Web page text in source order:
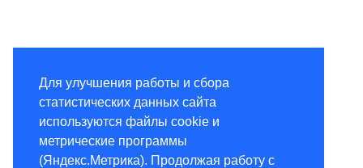
Для улучшения работы и сбора
статистических данных сайта
используются файлы cookie и
метрические программы
(Яндекс.Метрика). Продолжая работу с